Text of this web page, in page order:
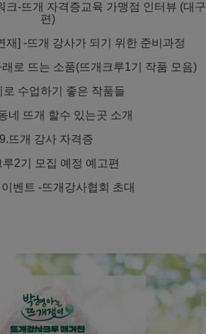
크-뜨개 자격증교육 가맹점 인터뷰 (대구
편)
재] -뜨개 강사가 되기 위한 준비과정
로 뜨는 소품(뜨개크루1기 작품 모음)
로 수업하기 좋은 작품들
네 뜨개 할수 있는곳 소개
9.뜨개 강사 자격증
루2기 모집 예정 예고편
벤트 -뜨개강사협회 초대